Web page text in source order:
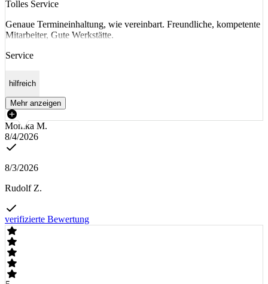
Tolles Service
Genaue Termineinhaltung, wie vereinbart. Freundliche, kompetente
Mitarbeiter, Gute Werkstätte.
Service
hilfreich
Mehr anzeigen
Monika M.
8/4/2026
8/3/2026
Rudolf Z.
verifizierte Bewertung